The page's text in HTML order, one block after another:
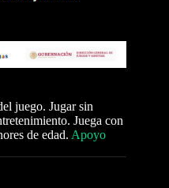
juego. Jugar sin
Juega con
de edad. Apoyo